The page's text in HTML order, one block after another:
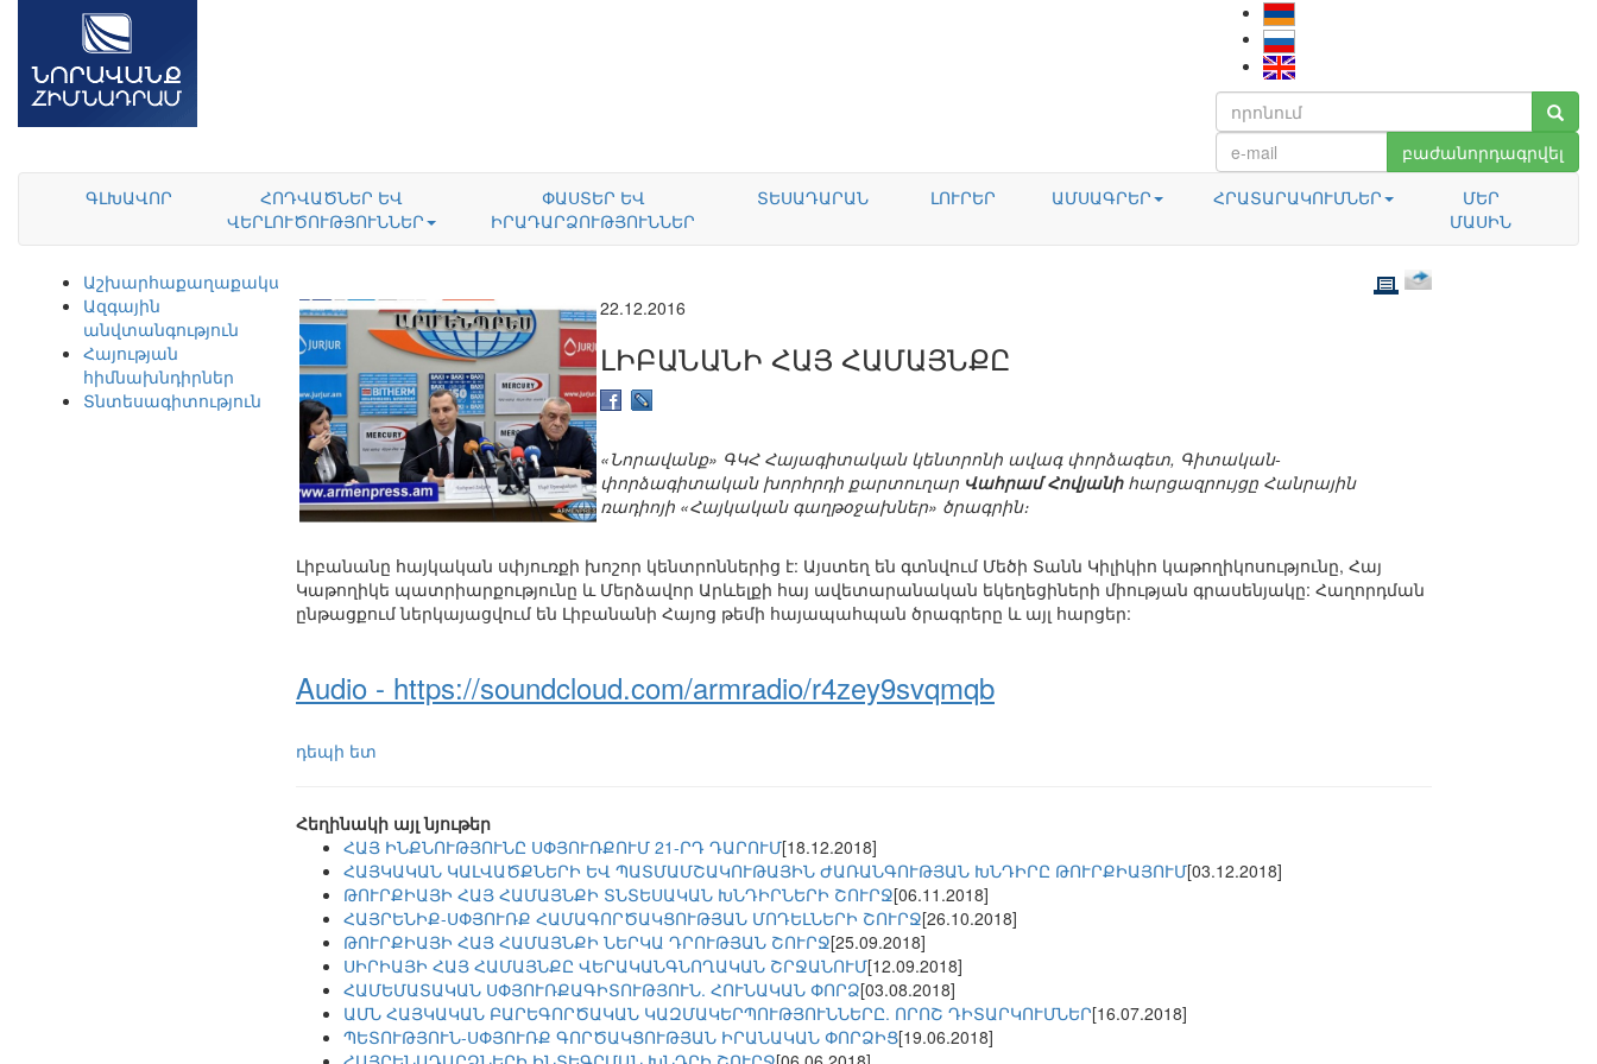
բաժանորդագրվել
ԳԼԽԱՎՈՐ
ՀՈԴՎԱԾՆԵՐ ԵՎ
ՎԵՐԼՈՒԾՈՒԹՅՈՒՆՆԵՐ
ՓԱՍՏԵՐ ԵՎ
ԻՐԱԴԱՐՁՈՒԹՅՈՒՆՆԵՐ
ՏԵՍԱԴԱՐԱՆ ԼՈՒՐԵՐ ԱՄՍԱԳՐԵՐ ՀՐԱՏԱՐԱԿՈՒՄՆԵՐ
ՄԵՐ
ՄԱՍԻՆ
Աշխարհաքաղաքականություն
Ազգային
անվտանգություն
Հայության
հիմնախնդիրներ
Տնտեսագիտություն
22.12.2016
ԼԻԲԱՆԱՆԻ ՀԱՅ ՀԱՄԱՅՆՔԸ
«Նորավանք» ԳԿՀ Հայագիտական կենտրոնի ավագ փորձագետ, Գիտական-
փորձագիտական խորհրդի քարտուղար Վահրամ Հովյանիհարցազրույցը Հանրային
ռադիոյի «Հայկական գաղթօջախներ» ծրագրին։
Լիբանանը հայկական սփյուռքի խոշոր կենտրոններից է: Այստեղ են գտնվում Մեծի Տանն Կիլիկիո կաթողիկոսությունը, Հայ
Կաթողիկե պատրիարքությունը և Մերձավոր Արևելքի հայ ավետարանական եկեղեցիների միության գրասենյակը: Հաղորդման
ընթացքում ներկայացվում են Լիբանանի Հայոց թեմի հայապահպան ծրագրերը և այլ հարցեր:
Audio - https://soundcloud.com/armradio/r4zey9svqmqb
դեպի ետ
Հեղինակի այլ նյութեր
ՀԱՅ ԻՆՔՆՈՒԹՅՈՒՆԸ ՍՓՅՈՒՌՔՈՒՄ 21-ՐԴ ԴԱՐՈՒՄ[18.12.2018]
ՀԱՅԿԱԿԱՆ ԿԱԼՎԱԾՔՆԵՐԻ ԵՎ ՊԱՏՄԱՄՇԱԿՈՒԹԱՅԻՆ ԺԱՌԱՆԳՈՒԹՅԱՆ ԽՆԴԻՐԸ ԹՈՒՐՔԻԱՅՈՒՄ[03.12.2018]
ԹՈՒՐՔԻԱՅԻ ՀԱՅ ՀԱՄԱՅՆՔԻ ՏՆՏԵՍԱԿԱՆ ԽՆԴԻՐՆԵՐԻ ՇՈՒՐՋ[06.11.2018]
ՀԱՅՐԵՆԻՔ-ՍՓՅՈՒՌՔ ՀԱՄԱԳՈՐԾԱԿՑՈՒԹՅԱՆ ՄՈԴԵԼՆԵՐԻ ՇՈՒՐՋ[26.10.2018]
ԹՈՒՐՔԻԱՅԻ ՀԱՅ ՀԱՄԱՅՆՔԻ ՆԵՐԿԱ ԴՐՈՒԹՅԱՆ ՇՈՒՐՋ[25.09.2018]
ՍԻՐԻԱՅԻ ՀԱՅ ՀԱՄԱՅՆՔԸ ՎԵՐԱԿԱՆԳՆՈՂԱԿԱՆ ՇՐՋԱՆՈՒՄ[12.09.2018]
ՀԱՄԵՄԱՏԱԿԱՆ ՍՓՅՈՒՌՔԱԳԻՏՈՒԹՅՈՒՆ. ՀՈՒՆԱԿԱՆ ՓՈՐՁ[03.08.2018]
ԱՄՆ ՀԱՅԿԱԿԱՆ ԲԱՐԵԳՈՐԾԱԿԱՆ ԿԱԶՄԱԿԵՐՊՈՒԹՅՈՒՆՆԵՐԸ. ՈՐՈՇ ԴԻՏԱՐԿՈՒՄՆԵՐ[16.07.2018]
ՊԵՏՈՒԹՅՈՒՆ-ՍՓՅՈՒՌՔ ԳՈՐԾԱԿՑՈՒԹՅԱՆ ԻՐԱՆԱԿԱՆ ՓՈՐՁԻՑ[19.06.2018]